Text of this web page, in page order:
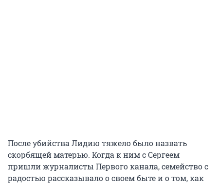
После убийства Лидию тяжело было назвать
скорбящей матерью. Когда к ним с Сергеем
пришли журналисты Первого канала, семейство с
радостью рассказывало о своем быте и о том, как